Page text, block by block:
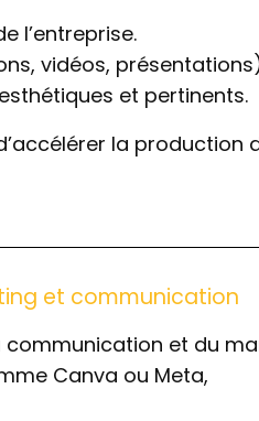
l’entreprise.
vidéos,
et pertinents.
la production
et communication
et du
Canva ou Meta,